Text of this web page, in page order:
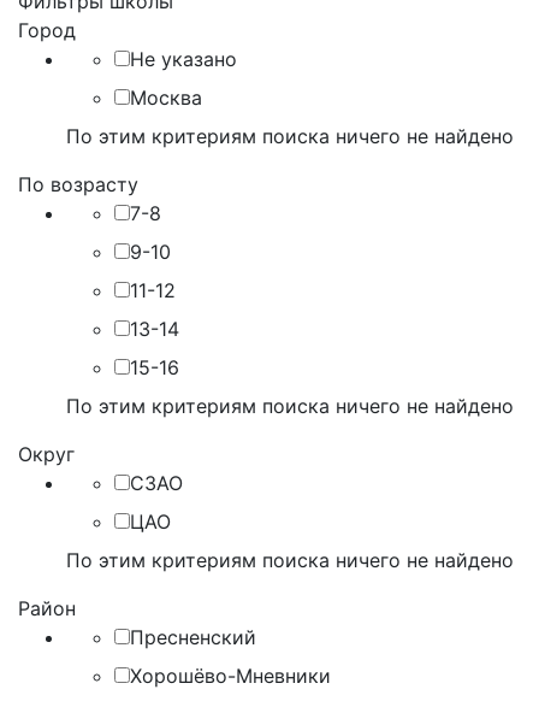
Город
Не указано
Москва
По этим критериям поиска ничего не найдено
По возрасту
7-8
9-10
11-12
13-14
15-16
По этим критериям поиска ничего не найдено
Округ
СЗАО
ЦАО
По этим критериям поиска ничего не найдено
Район
Пресненский
Хорошёво-Мневники